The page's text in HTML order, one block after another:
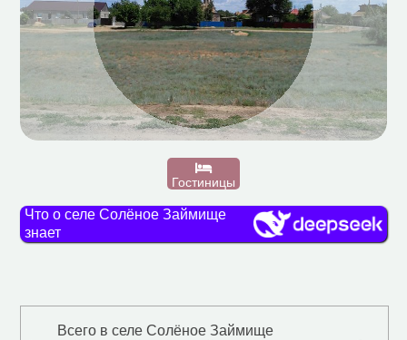
Гостиницы
Что о селе Солёное Займище
знает
Всего в селе Солёное Займище